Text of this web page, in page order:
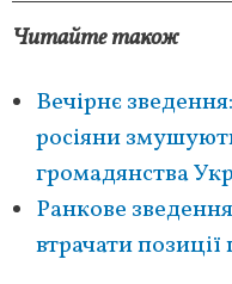
Читайте також
Вечірнє
росіяни
громадянства
Ранкове
втрачати